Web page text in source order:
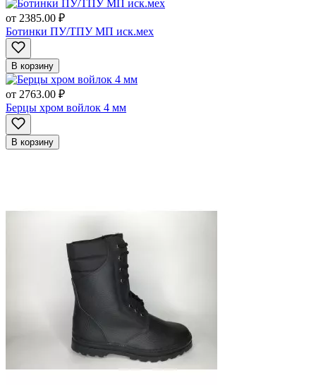
от 2385.00 ₽
Ботинки ПУ/ТПУ МП иск.мех
В корзину
от 2763.00 ₽
Берцы хром войлок 4 мм
В корзину